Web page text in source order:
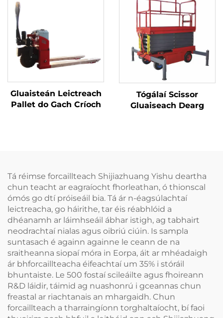
Gluaisteán Leictreach
Pallet do Gach Críoch
Tógálaí Scissor
Gluaiseach Dearg
Tá réimse forcaillteach Shijiazhuang Yishu deartha
chun teacht ar eagraíocht fhorleathan, ó thionscal
ómós go dtí próiseáil bia. Tá ár n-éagsúlachtaí
leictreacha, go háirithe, tar éis réabhlóid a
dhéanamh ar láimhseáil ábhar istigh, ag tabhairt
neodrachtaí nialas agus oibriú ciúin. Is sampla
suntasach é againn againne le ceann de na
sraitheanna siopaí móra in Eorpa, áit ar mhéadaigh
ár bhforcaillteacha éifeachtaí um 35% i stóráil
bhuntaiste. Le 500 fostaí scileáilte agus fhoireann
R&D láidir, táimid ag nuashonrú i gceannas chun
freastal ar riachtanais an mhargaidh. Chun
forcaillteach a tharraingíonn torghaltaíocht, bí faoi